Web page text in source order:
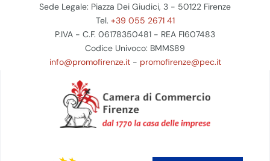
Sede Legale: Piazza Dei Giudici, 3 - 50122 Firenze
Tel. +39 055 2671 41
P.IVA - C.F. 06178350481 - REA FI607483
Codice Univoco: BMMS89
info@promofirenze.it- promofirenze@pec.it